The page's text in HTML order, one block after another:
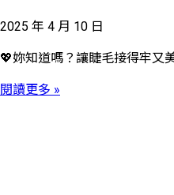
2025 年 4 月 10 日
💖妳知道嗎？讓睫毛接得牢又
閱讀更多 »